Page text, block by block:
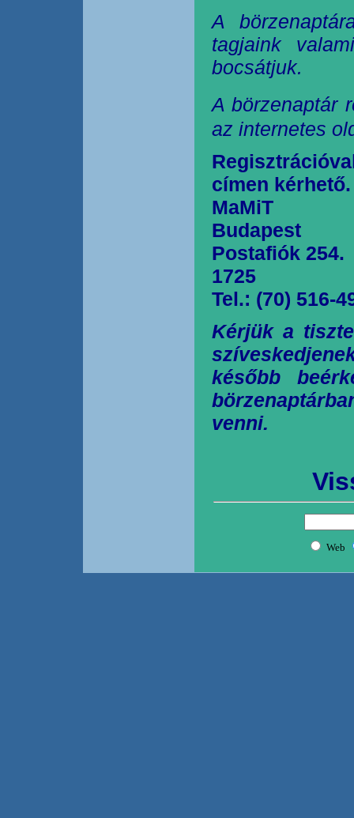
A
tagjaink
bocsátjuk.
A börzenaptár
az internetes
címen kérhető.
MaMiT
Budapest
Postafiók 254.
1725
Tel.: (70) 516-
Kérjük a
később
venni.